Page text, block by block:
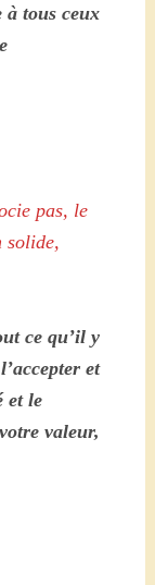
tous ceux
pas, le
solide,
ce qu’il y
et
et le
valeur,